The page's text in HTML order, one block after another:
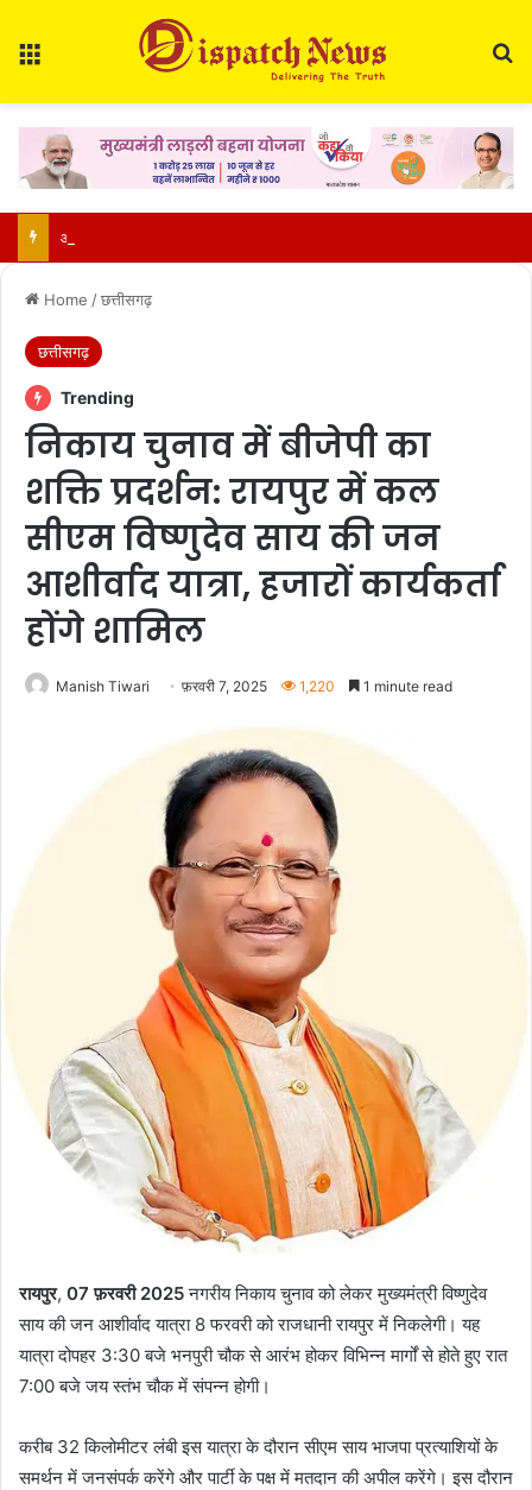
Home /छत्तीसगढ़
छत्तीसगढ़
Trending
निकाय चुनाव में बीजेपी का
शक्ति प्रदर्शन: रायपुर में कल
सीएम विष्णुदेव साय की जन
आशीर्वाद यात्रा, हजारों कार्यकर्ता
होंगे शामिल
Manish Tiwari फ़रवरी 7, 2025 1,220 1 minute read
रायपुर, 07 फ़रवरी 2025नगरीय निकाय चुनाव को लेकर मुख्यमंत्री विष्णुदेव
साय की जन आशीर्वाद यात्रा 8 फरवरी को राजधानी रायपुर में निकलेगी। यह
यात्रा दोपहर 3:30 बजे भनपुरी चौक से आरंभ होकर विभिन्न मार्गों से होते हुए रात
7:00 बजे जय स्तंभ चौक में संपन्न होगी।
करीब 32 किलोमीटर लंबी इस यात्रा के दौरान सीएम साय भाजपा प्रत्याशियों के
समर्थन में जनसंपर्क करेंगे और पार्टी के पक्ष में मतदान की अपील करेंगे। इस दौरान